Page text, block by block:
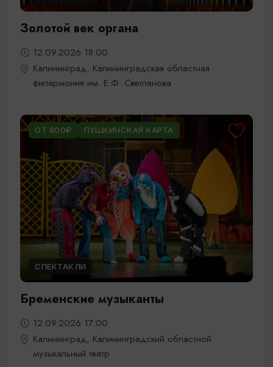
Золотой век органа
12.09.2026 18:00
Калининград, Калининградская областная
филармония им. Е.Ф. Светланова
ОТ 800₽ ПУШКИНСКАЯ КАРТА
СПЕКТАКЛИ
Бременские музыканты
12.09.2026 17:00
Калининград, Калининградский областной
музыкальный театр